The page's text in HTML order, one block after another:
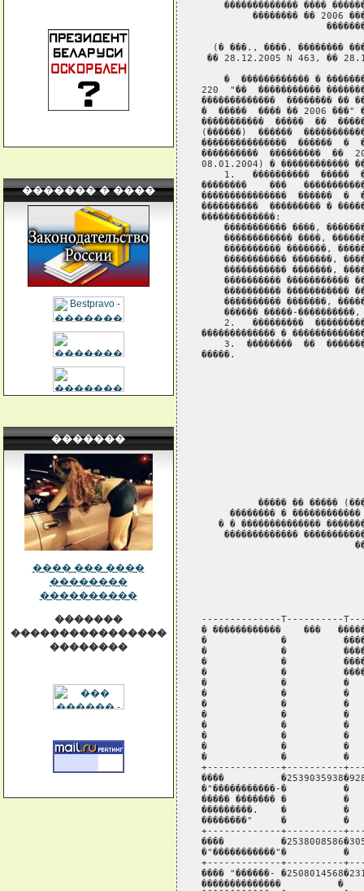
������� � ����
�������
���� ��� ����
��������
����������
�������
����������������
��������